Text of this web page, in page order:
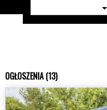
OGŁOSZENIA (13)